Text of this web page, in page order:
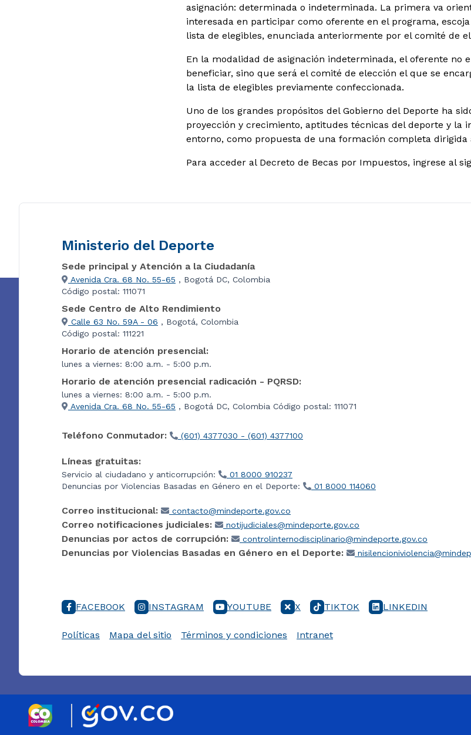
asignación: determinada o indeterminada. La primera va
interesada en participar como oferente en el programa,
lista de elegibles, enunciada anteriormente por el comité de
En la modalidad de asignación indeterminada, el oferente no
beneficiar, sino que será el comité de elección el que se
la lista de elegibles previamente confeccionada.
Uno de los grandes propósitos del Gobierno del Deporte ha
proyección y crecimiento, aptitudes técnicas del deporte y la
entorno, como propuesta de una formación completa
Para acceder al Decreto de Becas por Impuestos, ingrese al
Ministerio del Deporte
Sede principal y Atención a la Ciudadanía
Avenida Cra. 68 No. 55-65 , Bogotá DC, Colombia
Código postal: 111071
Sede Centro de Alto Rendimiento
Calle 63 No. 59A - 06 , Bogotá, Colombia
Código postal: 111221
Horario de atención presencial:
lunes a viernes: 8:00 a.m. - 5:00 p.m.
Horario de atención presencial radicación - PQRSD:
lunes a viernes: 8:00 a.m. - 5:00 p.m.
Avenida Cra. 68 No. 55-65 , Bogotá DC, Colombia Código postal: 111071
Teléfono Conmutador: (601) 4377030 - (601) 4377100
Líneas gratuitas:
Servicio al ciudadano y anticorrupción:
01 8000 910237
Denuncias por Violencias Basadas en Género en el Deporte:
01 8000 114060
Correo institucional: contacto@mindeporte.gov.co
Correo notificaciones judiciales: notijudiciales@mindeporte.gov.co
Denuncias por actos de corrupción: controlinternodisciplinario@mindeporte.gov.co
Denuncias por Violencias Basadas en Género en el Deporte:
FACEBOOK INSTAGRAM YOUTUBE X TIKTOK LINKEDIN
Políticas Mapa del sitio Términos y condiciones Intranet